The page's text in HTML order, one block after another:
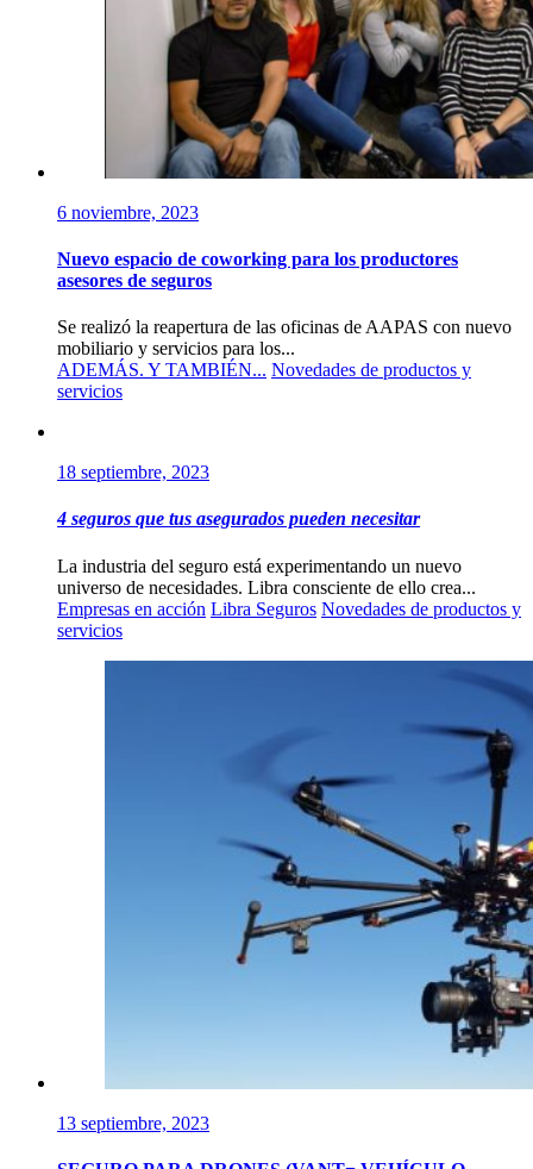
6 noviembre, 2023
Nuevo espacio de coworking para los productores
asesores de seguros
Se realizó la reapertura de las oficinas de AAPAS con nuevo
mobiliario y servicios para los...
ADEMÁS. Y TAMBIÉN... Novedades de productos y
servicios
18 septiembre, 2023
4 seguros que tus asegurados pueden necesitar
La industria del seguro está experimentando un nuevo
universo de necesidades. Libra consciente de ello crea...
Empresas en acción Libra Seguros Novedades de productos y
servicios
13 septiembre, 2023